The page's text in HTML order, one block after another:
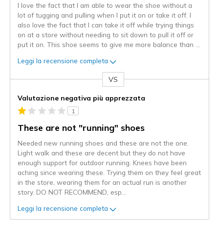
I love the fact that I am able to wear the shoe without a
lot of tugging and pulling when I put it on or take it off. I
also love the fact that I can take it off while trying things
on at a store without needing to sit down to pull it off or
put it on. This shoe seems to give me more balance than
Leggi la recensione completa
VS
Valutazione negativa più apprezzata
1
These are not "running" shoes
Needed new running shoes and these are not the one.
Light walk and these are decent but they do not have
enough support for outdoor running. Knees have been
aching since wearing these. Trying them on they feel great
in the store, wearing them for an actual run is another
story. DO NOT RECOMMEND, esp
Leggi la recensione completa